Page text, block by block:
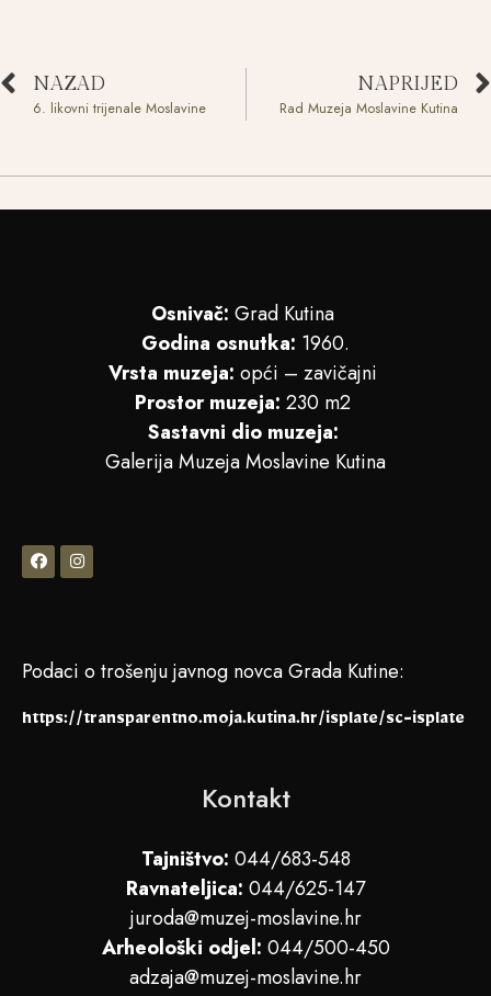
NAZAD
6. likovni trijenale Moslavine
NAPRIJED
Rad Muzeja Moslavine Kutina
Osnivač: Grad Kutina
Godina osnutka: 1960.
Vrsta muzeja: opći – zavičajni
Prostor muzeja: 230 m2
Sastavni dio muzeja:
Galerija Muzeja Moslavine Kutina
Podaci o trošenju javnog novca Grada Kutine:
https://transparentno.moja.kutina.hr/isplate/sc-isplate
Kontakt
Tajništvo: 044/683-548
Ravnateljica: 044/625-147
juroda@muzej-moslavine.hr
Arheološki odjel: 044/500-450
adzaja@muzej-moslavine.hr